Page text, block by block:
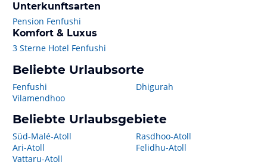
Unterkunftsarten
Pension Fenfushi
Komfort & Luxus
3 Sterne Hotel Fenfushi
Beliebte Urlaubsorte
Fenfushi
Vilamendhoo
Dhigurah
Beliebte Urlaubsgebiete
Süd-Malé-Atoll
Ari-Atoll
Vattaru-Atoll
Rasdhoo-Atoll
Felidhu-Atoll